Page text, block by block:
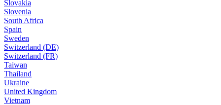
Slovakia
Slovenia
South Africa
Spain
Sweden
Switzerland (DE)
Switzerland (FR)
Taiwan
Thailand
Ukraine
United Kingdom
Vietnam